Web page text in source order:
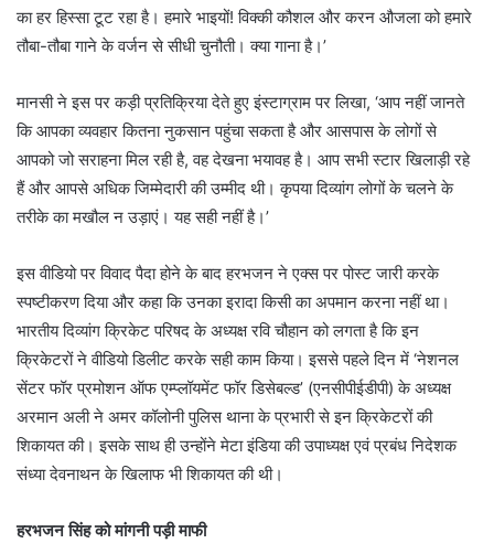
का हर हिस्सा टूट रहा है। हमारे भाइयों! विक्की कौशल और करन औजला को हमारे
तौबा-तौबा गाने के वर्जन से सीधी चुनौती। क्या गाना है।’
मानसी ने इस पर कड़ी प्रतिक्रिया देते हुए इंस्टाग्राम पर लिखा, ‘आप नहीं जानते
कि आपका व्यवहार कितना नुकसान पहुंचा सकता है और आसपास के लोगों से
आपको जो सराहना मिल रही है, वह देखना भयावह है। आप सभी स्टार खिलाड़ी रहे
हैं और आपसे अधिक जिम्मेदारी की उम्मीद थी। कृपया दिव्यांग लोगों के चलने के
तरीके का मखौल न उड़ाएं। यह सही नहीं है।’
इस वीडियो पर विवाद पैदा होने के बाद हरभजन ने एक्स पर पोस्ट जारी करके
स्पष्टीकरण दिया और कहा कि उनका इरादा किसी का अपमान करना नहीं था।
भारतीय दिव्यांग क्रिकेट परिषद के अध्यक्ष रवि चौहान को लगता है कि इन
क्रिकेटरों ने वीडियो डिलीट करके सही काम किया। इससे पहले दिन में ‘नेशनल
सेंटर फॉर प्रमोशन ऑफ एम्प्लॉयमेंट फॉर डिसेबल्ड’ (एनसीपीईडीपी) के अध्यक्ष
अरमान अली ने अमर कॉलोनी पुलिस थाना के प्रभारी से इन क्रिकेटरों की
शिकायत की। इसके साथ ही उन्होंने मेटा इंडिया की उपाध्यक्ष एवं प्रबंध निदेशक
संध्या देवनाथन के खिलाफ भी शिकायत की थी।
हरभजन सिंह को मांगनी पड़ी माफी